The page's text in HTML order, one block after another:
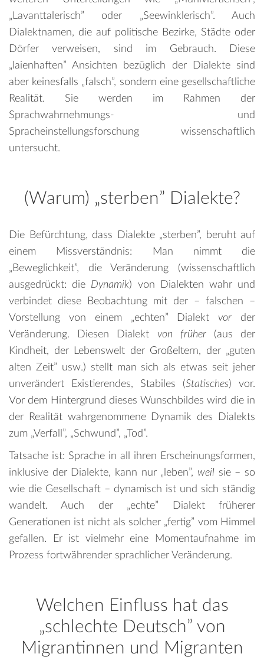
„Lavanttalerisch” oder „Seewinklerisch”. Auch
Dialektnamen, die auf politische Bezirke, Städte oder
Dörfer verweisen, sind im Gebrauch. Diese
„laienhaften” Ansichten bezüglich der Dialekte sind
aber keinesfalls „falsch”, sondern eine gesellschaftliche
Realität. Sie werden im Rahmen der
Sprachwahrnehmungs- und
Spracheinstellungsforschung wissenschaftlich
untersucht.
(Warum) „sterben” Dialekte?
Die Befürchtung, dass Dialekte „sterben”, beruht auf
einem Missverständnis: Man nimmt die
„Beweglichkeit”, die Veränderung (wissenschaftlich
ausgedrückt: die Dynamik) von Dialekten wahr und
verbindet diese Beobachtung mit der – falschen –
Vorstellung von einem „echten” Dialekt vor der
Veränderung. Diesen Dialekt von früher(aus der
Kindheit, der Lebenswelt der Großeltern, der „guten
alten Zeit” usw.) stellt man sich als etwas seit jeher
unverändert Existierendes, Stabiles (Statisches) vor.
Vor dem Hintergrund dieses Wunschbildes wird die in
der Realität wahrgenommene Dynamik des Dialekts
zum „Verfall”, „Schwund”, „Tod”.
Tatsache ist: Sprache in all ihren Erscheinungsformen,
inklusive der Dialekte, kann nur „leben”, weil sie – so
wie die Gesellschaft – dynamisch ist und sich ständig
wandelt. Auch der „echte” Dialekt früherer
Generationen ist nicht als solcher „fertig” vom Himmel
gefallen. Er ist vielmehr eine Momentaufnahme im
Prozess fortwährender sprachlicher Veränderung.
Welchen Einfluss hat das
„schlechte Deutsch” von
Migrantinnen und Migranten